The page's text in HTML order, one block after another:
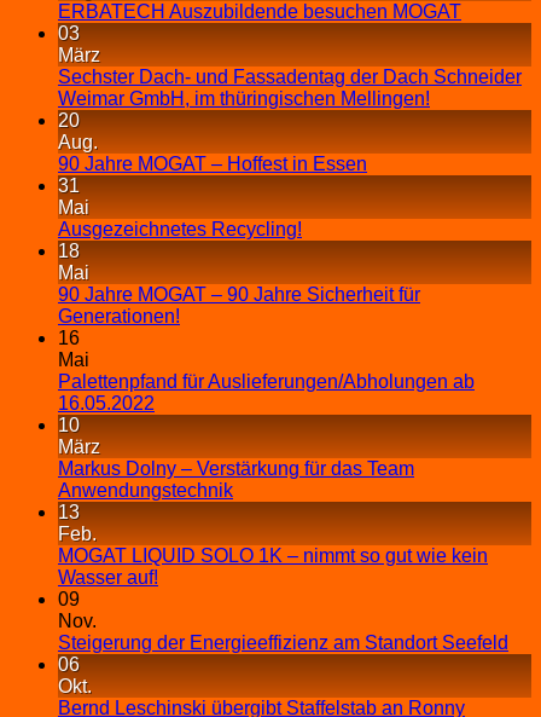
ERBATECH Auszubildende besuchen MOGAT
03
März
Sechster Dach- und Fassadentag der Dach Schneider
Weimar GmbH, im thüringischen Mellingen!
20
Aug.
90 Jahre MOGAT – Hoffest in Essen
31
Mai
Ausgezeichnetes Recycling!
18
Mai
90 Jahre MOGAT – 90 Jahre Sicherheit für
Generationen!
16
Mai
Palettenpfand für Auslieferungen/Abholungen ab
16.05.2022
10
März
Markus Dolny – Verstärkung für das Team
Anwendungstechnik
13
Feb.
MOGAT LIQUID SOLO 1K – nimmt so gut wie kein
Wasser auf!
09
Nov.
Steigerung der Energieeffizienz am Standort Seefeld
06
Okt.
Bernd Leschinski übergibt Staffelstab an Ronny